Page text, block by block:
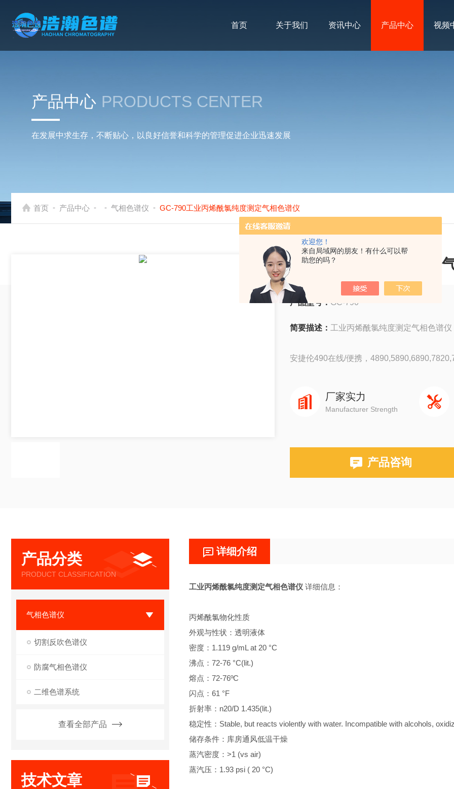
欢迎您！
来自局域网的朋友！有什么可以帮
助您的吗？
首页 关于我们 资讯中心 产品中心 视频
产品中心 PRODUCTS CENTER
在发展中求生存，不断贴心，以良好信誉和科学的管理促进企业迅速发展
首页 - 产品中心 - - 气相色谱仪 - GC-790工业丙烯酰氯纯度测定气相色谱仪
工业丙烯酰氯纯度测定
产品型号： GC-790
简要描述： 工业丙烯酰氯纯度测定气相色谱
安捷伦490在线/便携，
瓦里安3800系列
布鲁克PE580,590,680,690
厂家实力
Manufacturer Strength
产品咨询
产品分类
PRODUCT CLASSIFICATION
气相色谱仪
切割反吹色谱仪
防腐气相色谱仪
二维色谱系统
查看全部产品
技术文章
详细介绍
工业丙烯酰氯纯度测定气相色谱仪 详细信息：
丙烯酰氯物化性质
外观与性状：透明液体
密度：1.119 g/mL at 20 °C
沸点：72-76 °C(lit.)
熔点：72-76ºC
闪点：61 °F
折射率：n20/D 1.435(lit.)
稳定性：Stable, but reacts violently with water. Incompatible with alcohols,
储存条件：库房通风低温干燥
蒸汽密度：>1 (vs air)
蒸汽压：1.93 psi ( 20 °C)